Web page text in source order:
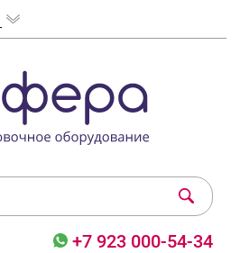
+7 923 000-54-34